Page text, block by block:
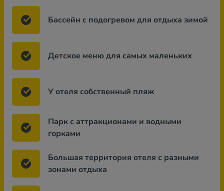
Бассейн с подогревом для отдыха зимой
Детское меню для самых маленьких
У отеля собственный пляж
Парк с аттракционами и водными
горками
Большая территория отеля с разными
зонами отдыха